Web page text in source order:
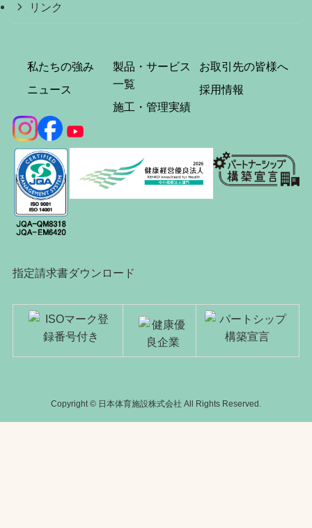
リンク
私たちの強み
ニュース
製品・サービス
一覧
施工・管理実績
お取引先の皆様へ
採用情報
指定請求書ダウンロード
Copyright © 日本体育施設株式会社 All Rights Reserved.